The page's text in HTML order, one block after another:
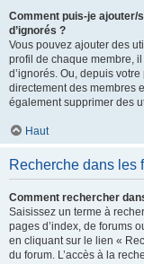
Comment puis-je ajouter/
d’ignorés ?
Vous pouvez ajouter des
profil de chaque membre,
d’ignorés. Ou, depuis
directement des membres
également supprimer des
Haut
Recherche dans les
Comment rechercher
Saisissez un terme à
pages d’index, de forums
en cliquant sur le lien «
du forum. L’accès à la